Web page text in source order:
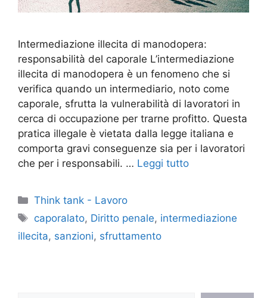
Intermediazione illecita di manodopera:
responsabilità del caporale L’intermediazione
illecita di manodopera è un fenomeno che si
verifica quando un intermediario, noto come
caporale, sfrutta la vulnerabilità di lavoratori in
cerca di occupazione per trarne profitto. Questa
pratica illegale è vietata dalla legge italiana e
comporta gravi conseguenze sia per i lavoratori
che per i responsabili. … Leggi tutto
Categorie
Think tank - Lavoro
Tag
caporalato, Diritto penale, intermediazione
illecita, sanzioni, sfruttamento